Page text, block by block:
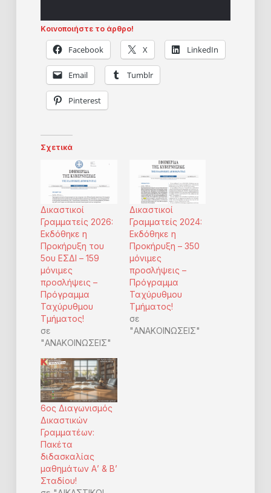
Κοινοποιήστε το άρθρο!
Facebook X LinkedIn
Email Tumblr
Pinterest
Σχετικά
Δικαστικοί
Γραμματείς 2026:
Εκδόθηκε η
Προκήρυξη του
5ου ΕΣΔΙ – 159
μόνιμες
προσλήψεις –
Πρόγραμμα
Ταχύρυθμου
Τμήματος!
σε
"ΑΝΑΚΟΙΝΩΣΕΙΣ"
Δικαστικοί
Γραμματείς 2024:
Εκδόθηκε η
Προκήρυξη – 350
μόνιμες
προσλήψεις –
Πρόγραμμα
Ταχύρυθμου
Τμήματος!
σε
"ΑΝΑΚΟΙΝΩΣΕΙΣ"
6ος Διαγωνισμός
Δικαστικών
Γραμματέων:
Πακέτα
διδασκαλίας
μαθημάτων Α’ & Β’
Σταδίου!